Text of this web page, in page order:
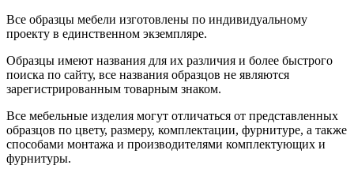
Все образцы мебели изготовлены по индивидуальному
проекту в единственном экземпляре.
Образцы имеют названия для их различия и более быстрого
поиска по сайту, все названия образцов не являются
зарегистрированным товарным знаком.
Все мебельные изделия могут отличаться от представленных
образцов по цвету, размеру, комплектации, фурнитуре, а также
способами монтажа и производителями комплектующих и
фурнитуры.